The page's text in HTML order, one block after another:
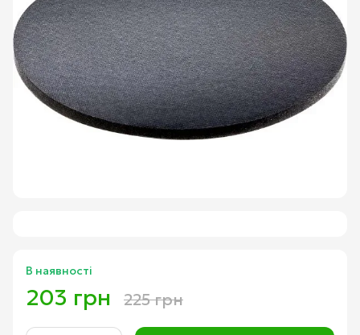
В наявності
203 грн 225 грн